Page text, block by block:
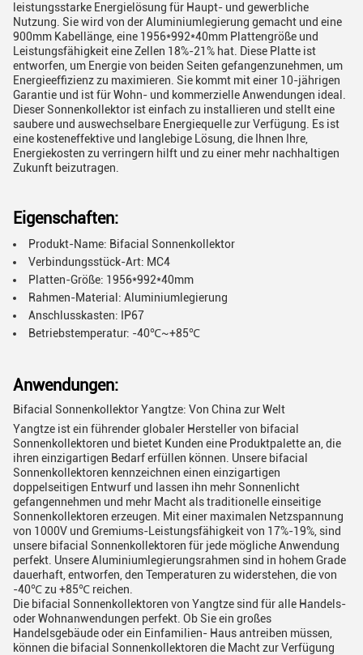
leistungsstarke Energielösung für Haupt- und gewerbliche
Nutzung. Sie wird von der Aluminiumlegierung gemacht und eine
900mm Kabellänge, eine 1956*992*40mm Plattengröße und
Leistungsfähigkeit eine Zellen 18%-21% hat. Diese Platte ist
entworfen, um Energie von beiden Seiten gefangenzunehmen, um
Energieeffizienz zu maximieren. Sie kommt mit einer 10-jährigen
Garantie und ist für Wohn- und kommerzielle Anwendungen ideal.
Dieser Sonnenkollektor ist einfach zu installieren und stellt eine
saubere und auswechselbare Energiequelle zur Verfügung. Es ist
eine kosteneffektive und langlebige Lösung, die Ihnen Ihre,
Energiekosten zu verringern hilft und zu einer mehr nachhaltigen
Zukunft beizutragen.
Eigenschaften:
Produkt-Name: Bifacial Sonnenkollektor
Verbindungsstück-Art: MC4
Platten-Größe: 1956*992*40mm
Rahmen-Material: Aluminiumlegierung
Anschlusskasten: IP67
Betriebstemperatur: -40℃~+85℃
Anwendungen:
Bifacial Sonnenkollektor Yangtze: Von China zur Welt
Yangtze ist ein führender globaler Hersteller von bifacial
Sonnenkollektoren und bietet Kunden eine Produktpalette an, die
ihren einzigartigen Bedarf erfüllen können. Unsere bifacial
Sonnenkollektoren kennzeichnen einen einzigartigen
doppelseitigen Entwurf und lassen ihn mehr Sonnenlicht
gefangennehmen und mehr Macht als traditionelle einseitige
Sonnenkollektoren erzeugen. Mit einer maximalen Netzspannung
von 1000V und Gremiums-Leistungsfähigkeit von 17%-19%, sind
unsere bifacial Sonnenkollektoren für jede mögliche Anwendung
perfekt. Unsere Aluminiumlegierungsrahmen sind in hohem Grade
dauerhaft, entworfen, den Temperaturen zu widerstehen, die von
-40℃ zu +85℃ reichen.
Die bifacial Sonnenkollektoren von Yangtze sind für alle Handels-
oder Wohnanwendungen perfekt. Ob Sie ein großes
Handelsgebäude oder ein Einfamilien- Haus antreiben müssen,
können die bifacial Sonnenkollektoren die Macht zur Verfügung